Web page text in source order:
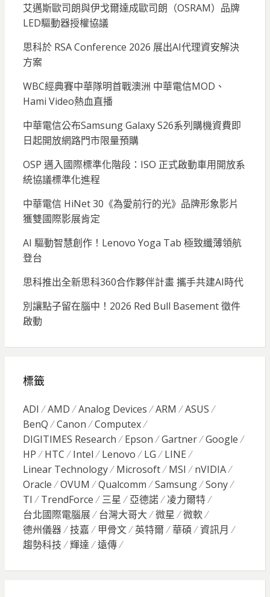
艾邁斯歐司朗與伊戈爾達成歐司朗（OSRAM）品牌
LED驅動器授權協議
思科於 RSA Conference 2026 展出AI代理資安解決
方案
WBC經典賽中華隊明首戰澳洲 中華電信MOD、
Hami Video熱血直播
中華電信公布Samsung Galaxy S26系列購機資費即
日起開放網路門市限量預購
OSP 邁入國際標準化階段：ISO 正式啟動車用開放系
統協議標準化進程
中華電信 HiNet 30《為愛前行的光》品牌形象影片
獲雙國際影展肯定
AI 驅動智慧創作！Lenovo Yoga Tab 極致纖薄領航
登台
思科推出全新思科360合作夥伴計畫 攜手共建AI時代
別讓點子留在腦中！2026 Red Bull Basement 徵件
啟動
標籤
ADI AMD Analog Devices ARM
ASUS
BenQ
Canon
Computex
DIGITIMES Research
Epson Gartner
Google
HP
HTC Intel Lenovo LG
LINE
Linear Technology
Microsoft MSI
nVIDIA
Oracle
OVUM Qualcomm Samsung
Sony
TI
TrendForce 三星 亞德諾
凌力爾特
台北國際電腦展
台灣大哥大 微星
微軟
德州儀器
技嘉 甲骨文 英特爾 華碩
資訊月
趨勢科技
輝達 遠傳